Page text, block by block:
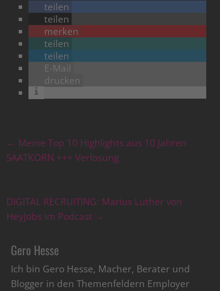
teilen
teilen
merken
teilen
teilen
E-Mail
drucken
← Meine Top 10 Highlights aus 10 Jahren
SAATKORN +++ Verlosung
DIGITAL RECRUITING: Marius Luther von
HeyJobs im Podcast →
Gero Hesse
Ich bin Gero Hesse, Macher, Berater und
Blogger in den Themenfeldern Employer